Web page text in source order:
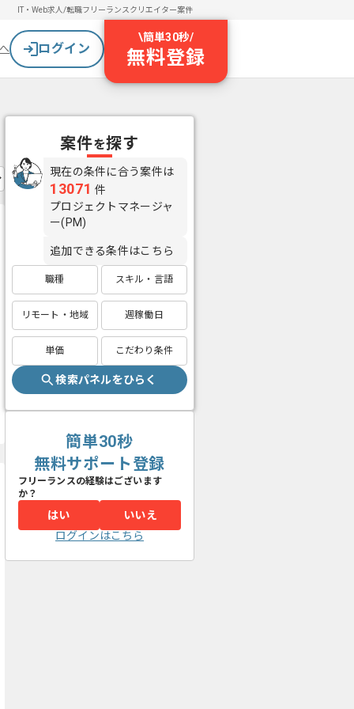
IT・Web求人/転職フリーランスクリエイター案件
ログイン
\簡単30秒/
無料登録
案件を探す
現在の条件に合う案件は
13071 件
プロジェクトマネージャ
ー(PM)
追加できる条件はこちら
職種 スキル・言語
リモート・地域 週稼働日
単価 こだわり条件
検索パネルをひらく
簡単30秒
無料サポート登録
フリーランスの経験はございます
か？
はい
いいえ
ログインはこちら